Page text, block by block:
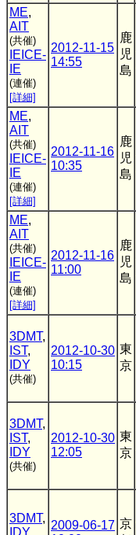
ME,
AIT
(共催)
IEICE-
IE
(連催)
[詳細]
2012-11-15
14:55
鹿
児
島
ME,
AIT
(共催)
IEICE-
IE
(連催)
[詳細]
2012-11-16
10:35
鹿
児
島
ME,
AIT
(共催)
IEICE-
IE
(連催)
[詳細]
2012-11-16
11:00
鹿
児
島
3DMT,
IST,
IDY
(共催)
2012-10-30
10:15
東
京
3DMT,
IST,
IDY
(共催)
2012-10-30
12:05
東
京
3DMT,
IDY
2009-06-17 京